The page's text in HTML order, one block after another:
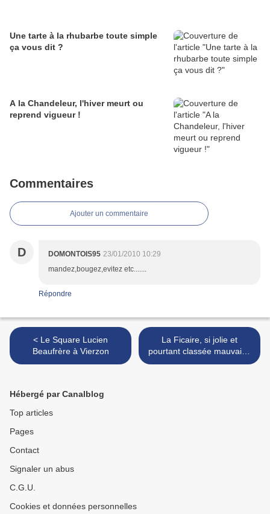
Une tarte à la rhubarbe toute simple
ça vous dit ?
A la Chandeleur, l'hiver meurt ou
reprend vigueur !
Commentaires
Ajouter un commentaire
D DOMONTOIS95 23/01/2010 10:29
mandez,bougez,evitez etc.......
Répondre
< Le Square Lucien
Beaufrère à Vierzon
La Ficaire, si jolie et
pourtant classée mauvaise
herbe ! >
Hébergé par Canalblog
Top articles
Pages
Contact
Signaler un abus
C.G.U.
Cookies et données personnelles